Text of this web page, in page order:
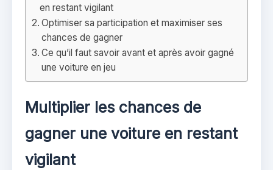
en restant vigilant
Optimiser sa participation et maximiser ses
chances de gagner
Ce qu’il faut savoir avant et après avoir gagné
une voiture en jeu
Multiplier les chances de
gagner une voiture en restant
vigilant